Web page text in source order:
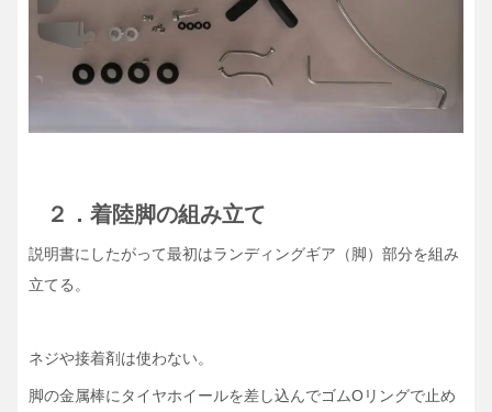
２．着陸脚の組み立て
説明書にしたがって最初はランディングギア（脚）部分を組み
立てる。
ネジや接着剤は使わない。
脚の金属棒にタイヤホイールを差し込んでゴムOリングで止め